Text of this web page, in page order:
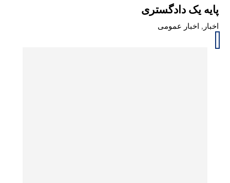
پایه یک دادگستری
اخبار , اخبار عمومی